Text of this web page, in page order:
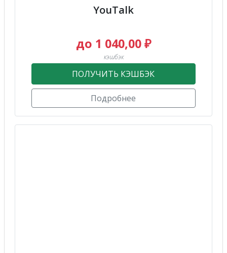
YouTalk
до 1 040,00 ₽
кэшбэк
ПОЛУЧИТЬ КЭШБЭК
Подробнее